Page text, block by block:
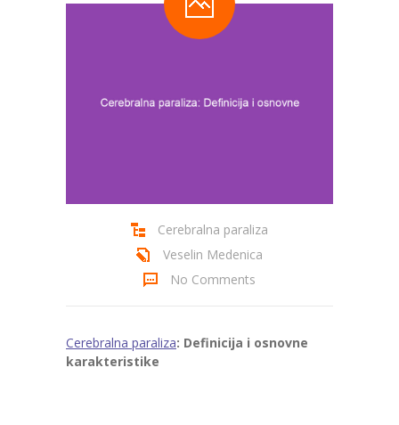
-- Defektološki tretman
Cerebralna paraliza
Veselin Medenica
No Comments
Cerebralna paraliza: Definicija i osnovne
karakteristike